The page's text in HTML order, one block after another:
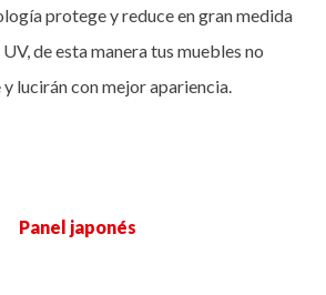
protege y reduce en gran medida
de esta manera tus muebles no
lucirán con mejor apariencia.
Panel japonés